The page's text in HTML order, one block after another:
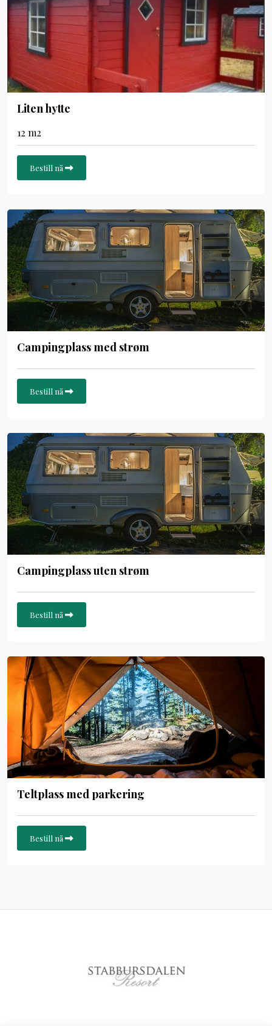
Liten hytte
12 m2
Bestill nå
Campingplass med strøm
Bestill nå
Campingplass uten strøm
Bestill nå
Teltplass med parkering
Bestill nå